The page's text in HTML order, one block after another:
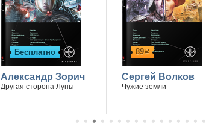
Бесплатно
Александр Зорич
Другая сторона Луны
89р
Сергей Волков
Чужие земли